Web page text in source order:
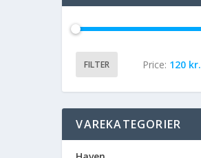
FILTER Price: 120 kr.
VAREKATEGORIER